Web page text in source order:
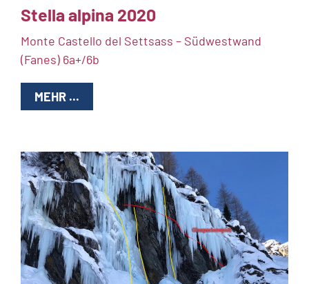
Stella alpina 2020
Monte Castello del Settsass – Südwestwand
(Fanes) 6a+/6b
MEHR ...